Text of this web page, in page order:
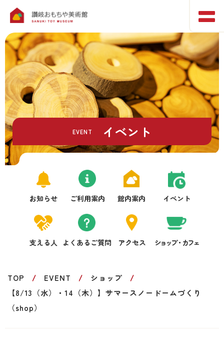
お知らせ ご利用案内 館内案内 イベント
支える人 よくあるご質問 アクセス ショップ・カフェ
EVENT イベント
TOP EVENT
ショップ
【8/13（水）・14（木）】サマースノードームづくり
（shop）